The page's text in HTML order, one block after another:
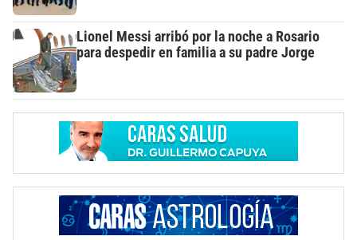
Lionel Messi arribó por la noche a Rosario
para despedir en familia a su padre Jorge